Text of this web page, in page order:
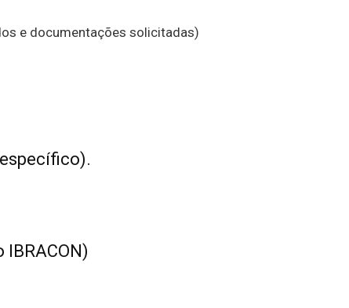
e documentações solicitadas)